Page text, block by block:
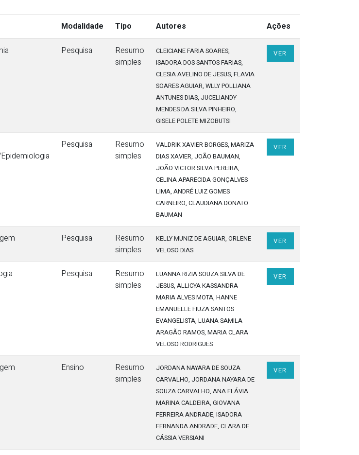
Modalidade Tipo Autores Ações
Pesquisa
Resumo
simples
CLEICIANE FARIA SOARES,
ISADORA DOS SANTOS FARIAS,
CLESIA AVELINO DE JESUS, FLAVIA
SOARES AGUIAR, WLLY POLLIANA
ANTUNES DIAS, JUCELIANDY
MENDES DA SILVA PINHEIRO,
GISELE POLETE MIZOBUTSI
VER
Pesquisa
Resumo
simples
VALDRIK XAVIER BORGES, MARIZA
DIAS XAVIER, JOÃO BAUMAN,
JOÃO VICTOR SILVA PEREIRA,
CELINA APARECIDA GONÇALVES
LIMA, ANDRÉ LUIZ GOMES
CARNEIRO, CLAUDIANA DONATO
BAUMAN
VER
Pesquisa
Resumo
simples
KELLY MUNIZ DE AGUIAR, ORLENE
VELOSO DIAS
VER
Pesquisa
Resumo
simples
LUANNA RIZIA SOUZA SILVA DE
JESUS, ALLICYA KASSANDRA
MARIA ALVES MOTA, HANNE
EMANUELLE FIUZA SANTOS
EVANGELISTA, LUANA SAMILA
ARAGÃO RAMOS, MARIA CLARA
VELOSO RODRIGUES
VER
Ensino
Resumo
simples
JORDANA NAYARA DE SOUZA
CARVALHO, JORDANA NAYARA DE
SOUZA CARVALHO, ANA FLÁVIA
MARINA CALDEIRA, GIOVANA
FERREIRA ANDRADE, ISADORA
FERNANDA ANDRADE, CLARA DE
CÁSSIA VERSIANI
VER